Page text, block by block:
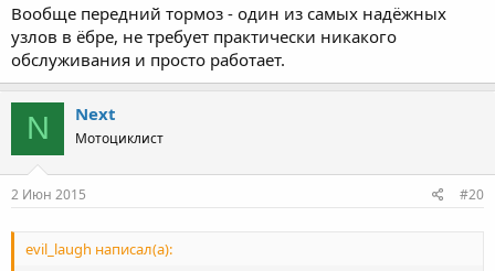
Вообще передний тормоз - один из самых надёжных
узлов в ёбре, не требует практически никакого
обслуживания и просто работает.
N Next
Мотоциклист
2 Июн 2015 #20
evil_laugh написал(а):